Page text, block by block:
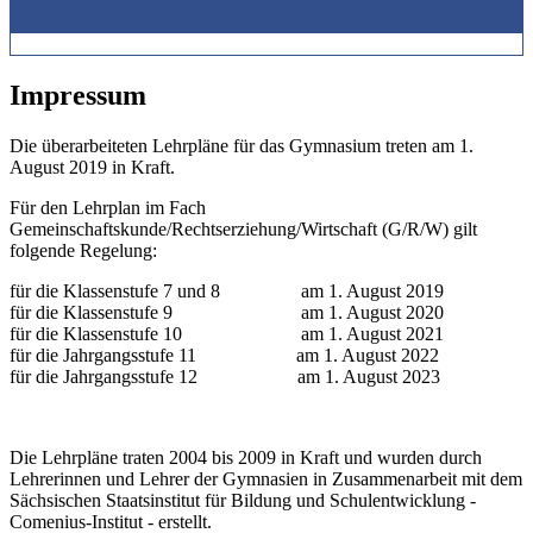
Impressum
Die überarbeiteten Lehrpläne für das Gymnasium treten am 1.
August 2019 in Kraft.
Für den Lehrplan im Fach
Gemeinschaftskunde/Rechtserziehung/Wirtschaft (G/R/W) gilt
folgende Regelung:
für die Klassenstufe 7 und 8 am 1. August 2019
für die Klassenstufe 9 am 1. August 2020
für die Klassenstufe 10 am 1. August 2021
für die Jahrgangsstufe 11 am 1. August 2022
für die Jahrgangsstufe 12 am 1. August 2023
Die Lehrpläne traten 2004 bis 2009 in Kraft und wurden durch
Lehrerinnen und Lehrer der Gymnasien in Zusammenarbeit mit dem
Sächsischen Staatsinstitut für Bildung und Schulentwicklung -
Comenius-Institut - erstellt.